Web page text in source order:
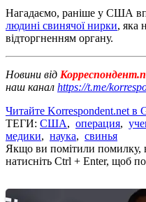
Нагадаємо, раніше у США
людині свинячої нирки, яка
відторгненням органу.
Новини від
наш канал https://t.me/
Читайте Korrespondent.net в
ТЕГИ: США, операция,
медики, наука, свинья
Якщо ви помітили помилку,
натисніть Ctrl + Enter, щоб